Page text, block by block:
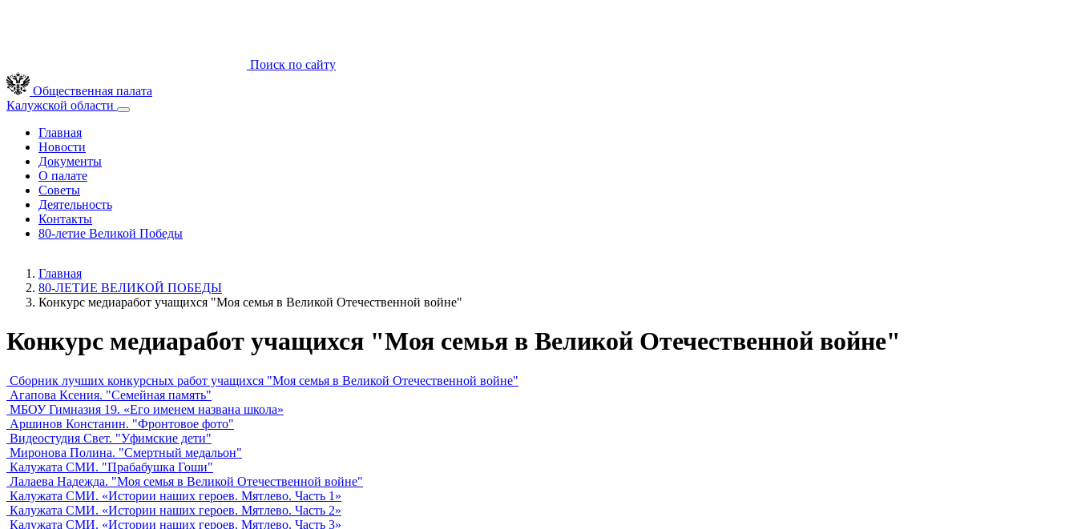
Поиск по сайту
Общественная палата
Калужской области
Главная
Новости
Документы
О палате
Советы
Деятельность
Контакты
80-летие Великой Победы
Главная
80-ЛЕТИЕ ВЕЛИКОЙ ПОБЕДЫ
Конкурс медиаработ учащихся "Моя семья в Великой Отечественной войне"
Конкурс медиаработ учащихся "Моя семья в Великой Отечественной войне"
Сборник лучших конкурсных работ учащихся "Моя семья в Великой Отечественной войне"
Агапова Ксения. "Семейная память"
МБОУ Гимназия 19. «Его именем названа школа»
Аршинов Констанин. "Фронтовое фото"
Видеостудия Свет. "Уфимские дети"
Миронова Полина. "Смертный медальон"
Калужата СМИ. "Прабабушка Гоши"
Лалаева Надежда. "Моя семья в Великой Отечественной войне"
Калужата СМИ. «Истории наших героев. Мятлево. Часть 1»
Калужата СМИ. «Истории наших героев. Мятлево. Часть 2»
Калужата СМИ. «Истории наших героев. Мятлево. Часть 3»